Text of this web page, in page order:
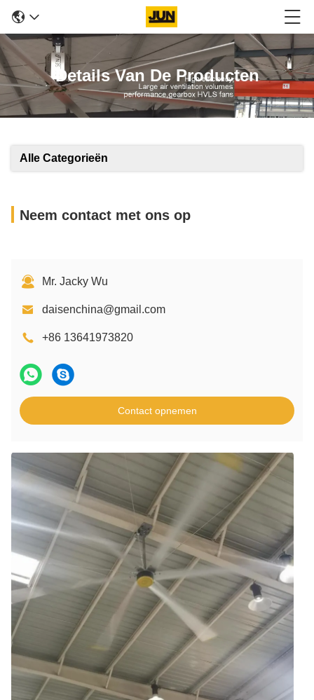
Details Van De Producten
Alle Categorieën
Neem contact met ons op
Mr. Jacky Wu
daisenchina@gmail.com
+86 13641973820
Contact opnemen